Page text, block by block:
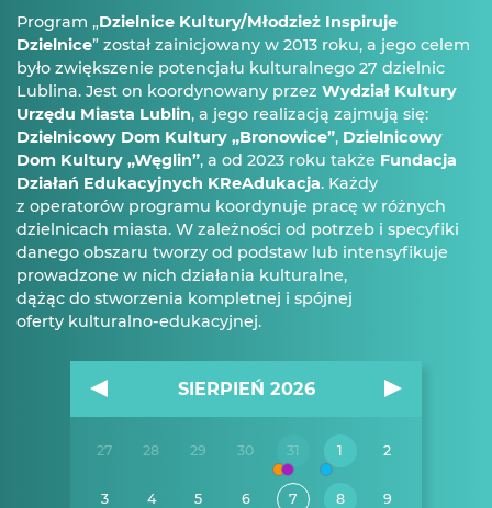
Program „Dzielnice Kultury/Młodzież Inspiruje
Dzielnice” został zainicjowany w 2013 roku, a jego celem
było zwiększenie potencjału kulturalnego 27 dzielnic
Lublina. Jest on koordynowany przez Wydział Kultury
Urzędu Miasta Lublin, a jego realizacją zajmują się:
Dzielnicowy Dom Kultury „Bronowice”, Dzielnicowy
Dom Kultury „Węglin”, a od 2023 roku także Fundacja
Działań Edukacyjnych KReAdukacja. Każdy
z operatorów programu koordynuje pracę w różnych
dzielnicach miasta. W zależności od potrzeb i specyfiki
danego obszaru tworzy od podstaw lub intensyfikuje
prowadzone w nich działania kulturalne,
dążąc do stworzenia kompletnej i spójnej
oferty kulturalno-edukacyjnej.
SIERPIEŃ 2026
27 28 29 30 31 1 2
3 4 5 6 7 8 9